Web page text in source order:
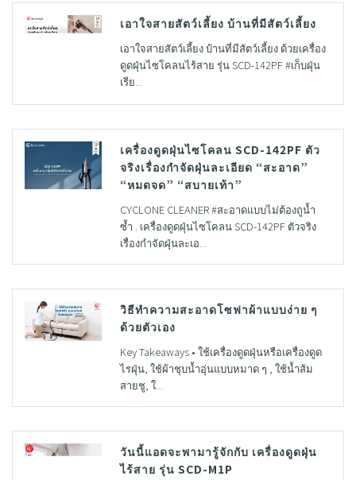
เอาใจสายสัตว์เลี้ยง บ้านที่มีสัตว์เลี้ยง
เอาใจสายสัตว์เลี้ยง บ้านที่มีสัตว์เลี้ยง ด้วยเครื่อง
ดูดฝุ่นไซโคลนไร้สาย รุ่น SCD-142PF #เก็บฝุ่น
เรีย...
เครื่องดูดฝุ่นไซโคลน SCD-142PF ตัว
จริงเรื่องกำจัดฝุ่นละเอียด “สะอาด”
“หมดจด” “สบายเท้า”
CYCLONE CLEANER #สะอาดแบบไม่ต้องถูน้ำ
ซ้ำ . เครื่องดูดฝุ่นไซโคลน SCD-142PF ตัวจริง
เรื่องกำจัดฝุ่นละเอ...
วิธีทำความสะอาดโซฟาผ้าแบบง่าย ๆ
ด้วยตัวเอง
Key Takeaways • ใช้เครื่องดูดฝุ่นหรือเครื่องดูด
ไรฝุ่น, ใช้ผ้าชุบน้ำอุ่นแบบหมาด ๆ , ใช้น้ำส้ม
สายชู, ใ...
วันนี้แอดจะพามารู้จักกับ เครื่องดูดฝุ่น
ไร้สาย รุ่น SCD-M1P